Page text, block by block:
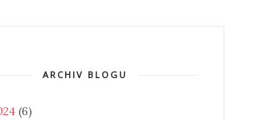
ARCHIV BLOGU
(6)